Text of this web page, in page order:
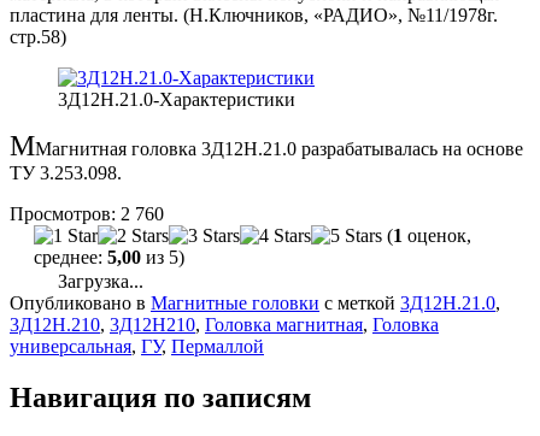
пластина для ленты. (Н.Ключников, «РАДИО», №11/1978г.
стр.58)
3Д12Н.21.0-Характеристики
ММагнитная головка 3Д12Н.21.0 разрабатывалась на основе
ТУ 3.253.098.
Просмотров: 2 760
(1 оценок,
среднее: 5,00 из 5)
Загрузка...
Опубликовано в Магнитные головки с меткой 3Д12Н.21.0,
3Д12Н.210, 3Д12Н210, Головка магнитная, Головка
универсальная, ГУ, Пермаллой
Навигация по записям